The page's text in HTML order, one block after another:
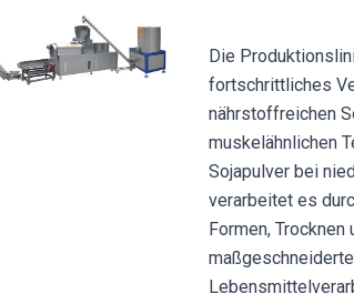
Die
fortschrittliches
nährstoffreichen
muskelähnlichen
Sojapulver bei
verarbeitet es
Formen, Trocknen